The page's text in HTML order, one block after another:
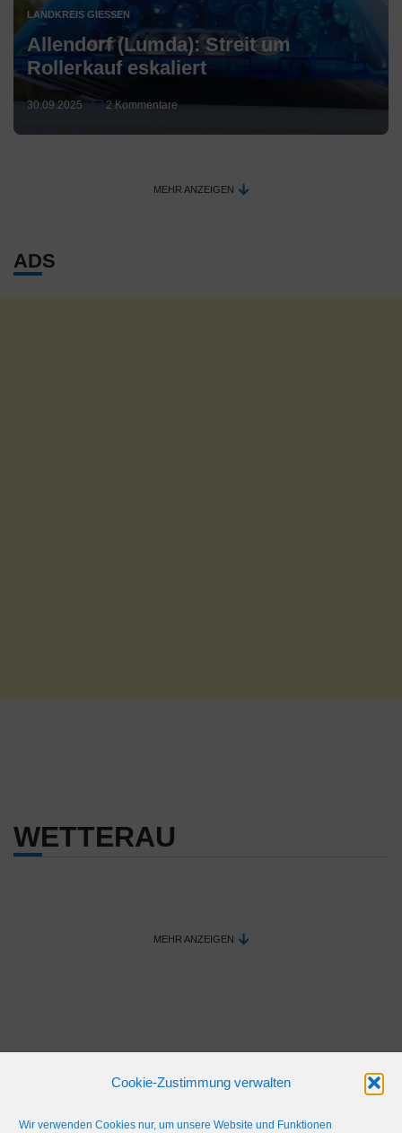
Cookie-Zustimmung verwalten
Wir verwenden Cookies nur, um unsere Website und Funktionen
LANDKREIS GIESSEN
Allendorf (Lumda): Streit um
Rollerkauf eskaliert
30.09.2025 2 Kommentare
MEHR ANZEIGEN
ADS
WETTERAU
MEHR ANZEIGEN